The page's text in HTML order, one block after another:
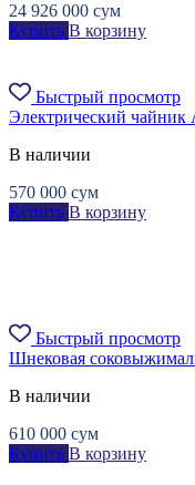
24 926 000 сум
Купить В корзину
Быстрый просмотр
Электрический чайник
В наличии
570 000 сум
Купить В корзину
Быстрый просмотр
Шнековая
В наличии
610 000 сум
Купить В корзину